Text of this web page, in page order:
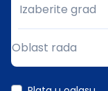
Grad
Izaberite grad
Oblast rada